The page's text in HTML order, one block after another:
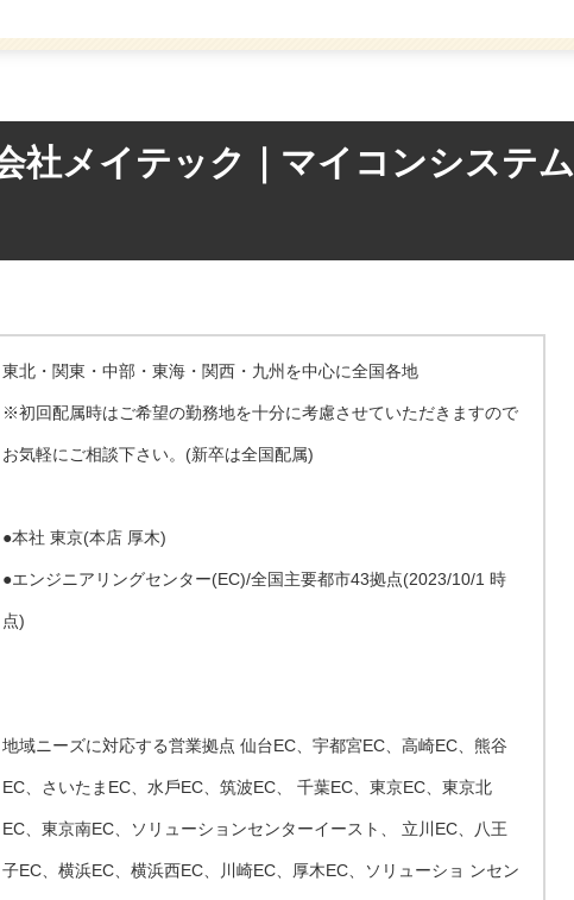
社メイテック｜マイコンシステム
東北・関東・中部・東海・関⻄・九州を中心に全国各地
※初回配属時はご希望の勤務地を十分に考慮させていただきますので
お気軽にご相談下さい。(新卒は全国配属)
●本社 東京(本店 厚木)
●エンジニアリングセンター(EC)/全国主要都市43拠点(2023/10/1 時
点)
地域ニーズに対応する営業拠点 仙台EC、宇都宮EC、高崎EC、熊谷
EC、さいたまEC、水戶EC、筑波EC、 千葉EC、東京EC、東京北
EC、東京南EC、ソリューションセンターイースト、 立川EC、八王
子EC、横浜EC、横浜⻄EC、川崎EC、厚木EC、ソリューショ ンセン